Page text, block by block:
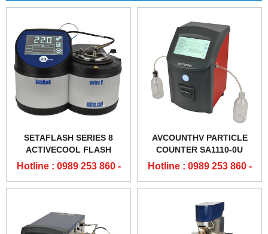
SETAFLASH SERIES 8
ACTIVECOOL FLASH
POINT TESTER - 82100-2
Hotline : 0989 253 860 -
0904 84 02 08
AVCOUNTHV PARTICLE
COUNTER SA1110-0U
Hotline : 0989 253 860 -
0904 84 02 08